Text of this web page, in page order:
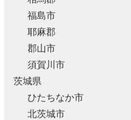
福島市
耶麻郡
郡山市
須賀川市
茨城県
ひたちなか市
北茨城市